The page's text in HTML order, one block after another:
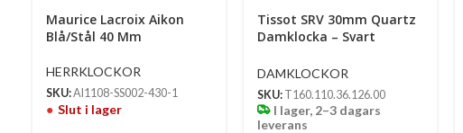
Maurice Lacroix Aikon
Blå/Stål 40 Mm
HERRKLOCKOR
SKU:AI1108-SS002-430-1
Slut i lager
Tissot SRV 30mm Quartz
Damklocka – Svart
Läderarmband
DAMKLOCKOR
SKU: T160.110.36.126.00
I lager, 2–3 dagars
leverans